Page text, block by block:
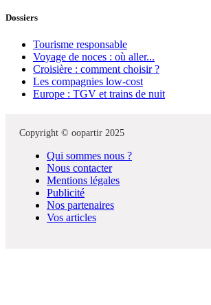
Dossiers
Tourisme responsable
Voyage de noces : où aller...
Croisière : comment choisir ?
Les compagnies low-cost
Europe : TGV et trains de nuit
Copyright © oopartir 2025
Qui sommes nous ?
Nous contacter
Mentions légales
Publicité
Nos partenaires
Vos articles